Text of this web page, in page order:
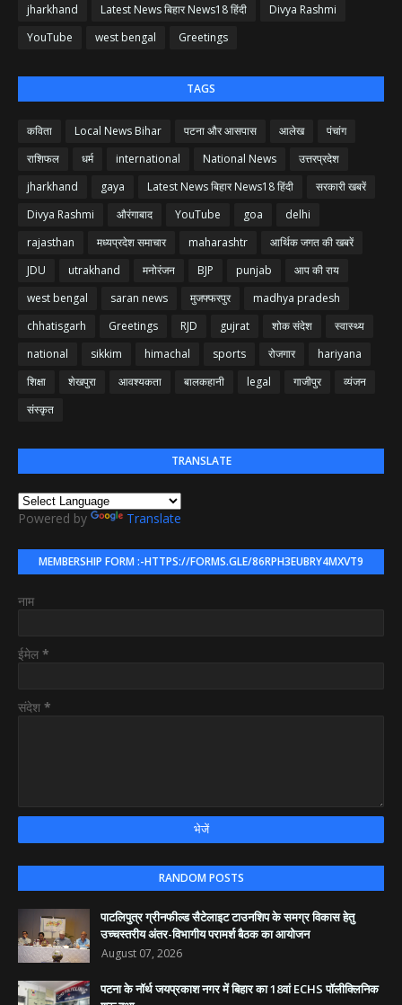
jharkhand
Latest News बिहार News18 हिंदी
Divya Rashmi
YouTube
west bengal Greetings
TAGS
कविता Local News Bihar पटना और आसपास आलेख
पंचांग
राशिफल
धर्म international National News
उत्तरप्रदेश
jharkhand
gaya Latest News बिहार News18 हिंदी
सरकारी खबरें
Divya Rashmi
औरंगाबाद YouTube goa
delhi
rajasthan
मध्यप्रदेश समाचार maharashtr
आर्थिक जगत की खबरें
JDU
utrakhand मनोरंजन BJP punjab
आप की राय
west bengal
saran news मुजफ्फरपुर
madhya pradesh
chhatisgarh
Greetings RJD gujrat शोक संदेश
स्वास्थ्य
national
sikkim himachal sports रोजगार
hariyana
शिक्षा
शेखपुरा आवश्यकता बालकहानी legal गाजीपुर
व्यंजन
संस्कृत
TRANSLATE
Powered by Translate
MEMBERSHIP FORM :-HTTPS://FORMS.GLE/86RPH3EUBRY4MXVT9
नाम
ईमेल *
संदेश *
RANDOM POSTS
पाटलिपुत्र ग्रीनफील्ड सैटेलाइट टाउनशिप के समग्र विकास हेतु
उच्चस्तरीय अंतर-विभागीय परामर्श बैठक का आयोजन
August 07, 2026
पटना के नॉर्थ जयप्रकाश नगर में बिहार का 18वां ECHS पॉलीक्लिनिक